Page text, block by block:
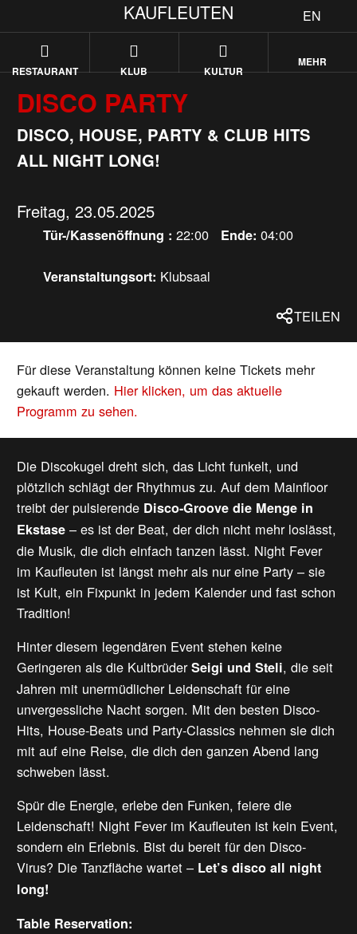
EN
KAUFLEUTEN
RESTAURANT KLUB KULTUR
MEHR
DISCO PARTY
DISCO, HOUSE, PARTY & CLUB HITS
ALL NIGHT LONG!
Freitag, 23.05.2025
Tür-/Kassenöffnung : 22:00 Ende: 04:00
Veranstaltungsort: Klubsaal
TEILEN
Für diese Veranstaltung können keine Tickets mehr
gekauft werden. Hier klicken, um das aktuelle
Programm zu sehen.
Die Discokugel dreht sich, das Licht funkelt, und
plötzlich schlägt der Rhythmus zu. Auf dem Mainfloor
treibt der pulsierende Disco-Groove die Menge in
Ekstase – es ist der Beat, der dich nicht mehr loslässt,
die Musik, die dich einfach tanzen lässt. Night Fever
im Kaufleuten ist längst mehr als nur eine Party – sie
ist Kult, ein Fixpunkt in jedem Kalender und fast schon
Tradition!
Hinter diesem legendären Event stehen keine
Geringeren als die KultbrüderSeigi und Steli, die seit
Jahren mit unermüdlicher Leidenschaft für eine
unvergessliche Nacht sorgen. Mit den besten Disco-
Hits, House-Beats und Party-Classics nehmen sie dich
mit auf eine Reise, die dich den ganzen Abend lang
schweben lässt.
Spür die Energie, erlebe den Funken, feiere die
Leidenschaft! Night Fever im Kaufleuten ist kein Event,
sondern ein Erlebnis. Bist du bereit für den Disco-
Virus? Die Tanzfläche wartet – Let’s disco all night
long!
Table Reservation: